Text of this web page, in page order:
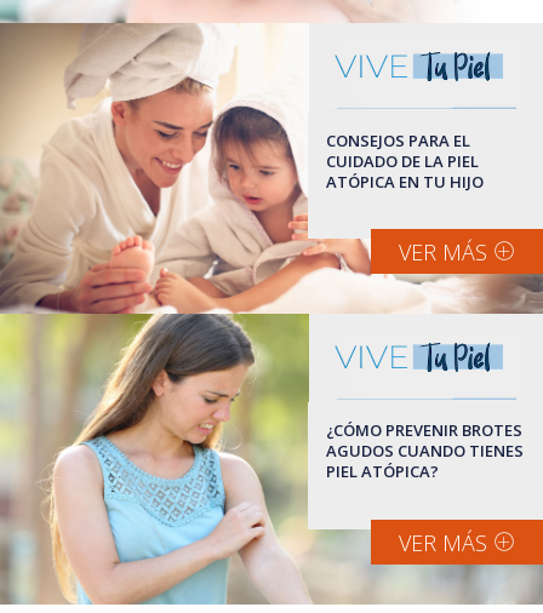
CONSEJOS PARA EL
CUIDADO DE LA PIEL
ATÓPICA EN TU HIJO
VER MÁS
¿CÓMO PREVENIR BROTES
AGUDOS CUANDO TIENES
PIEL ATÓPICA?
VER MÁS